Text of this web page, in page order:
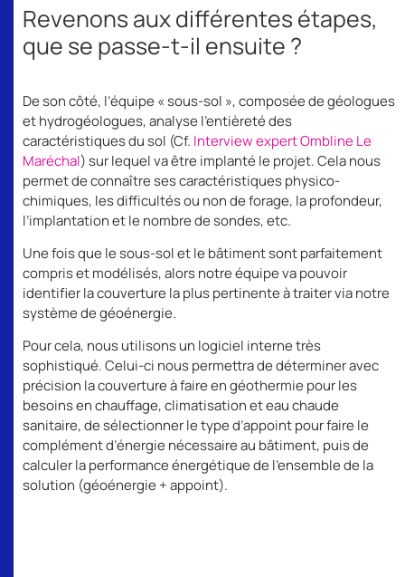
Revenons aux différentes étapes,
que se passe-t-il ensuite ?
De son côté, l’équipe « sous-sol », composée de géologues
et hydrogéologues, analyse l’entièreté des
caractéristiques du sol (Cf. Interview expert Ombline Le
Maréchal) sur lequel va être implanté le projet. Cela nous
permet de connaître ses caractéristiques physico-
chimiques, les difficultés ou non de forage, la profondeur,
l’implantation et le nombre de sondes, etc.
Une fois que le sous-sol et le bâtiment sont parfaitement
compris et modélisés, alors notre équipe va pouvoir
identifier la couverture la plus pertinente à traiter via notre
système de géoénergie.
Pour cela, nous utilisons un logiciel interne très
sophistiqué. Celui-ci nous permettra de déterminer avec
précision la couverture à faire en géothermie pour les
besoins en chauffage, climatisation et eau chaude
sanitaire, de sélectionner le type d’appoint pour faire le
complément d’énergie nécessaire au bâtiment, puis de
calculer la performance énergétique de l’ensemble de la
solution (géoénergie + appoint).